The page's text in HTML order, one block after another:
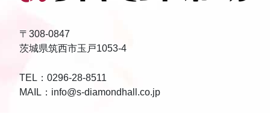
〒308-0847
茨城県筑西市玉戸1053-4
TEL：0296-28-8511
MAIL：info@s-diamondhall.co.jp